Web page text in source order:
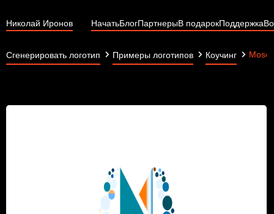
Николай Иронов НачатьБлогПартнерыВ подарокПоддержка
Сгенерировать логотип Примеры логотипов Коучинг